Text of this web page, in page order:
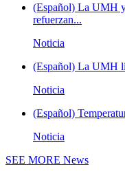
(Español) La UMH
refuerzan...
Noticia
(Español) La UMH
Noticia
(Español)
Noticia
SEE MORE News